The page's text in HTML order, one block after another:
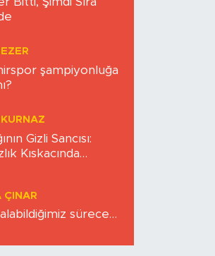
şampiyonluğa
Gizli Sancısı:
Kıskacında
ÇINAR
sürece…